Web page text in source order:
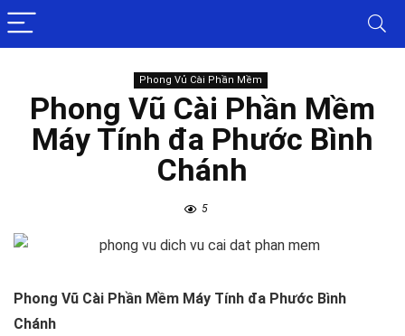
Phong Vủ Cài Phần Mềm
Phong Vũ Cài Phần Mềm
Máy Tính đa Phước Bình
Chánh
5
Phong Vũ Cài Phần Mềm Máy Tính đa Phước Bình
Chánh